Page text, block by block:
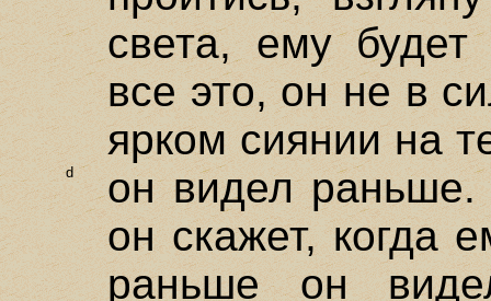
света, ему будет
все это, он не в
ярком сиянии на
он видел раньше.
d
он скажет, когда
раньше он